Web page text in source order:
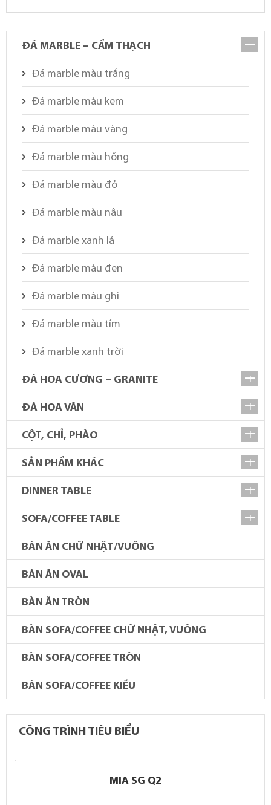
ĐÁ MARBLE – CẨM THẠCH
Đá marble màu trắng
Đá marble màu kem
Đá marble màu vàng
Đá marble màu hồng
Đá marble màu đỏ
Đá marble màu nâu
Đá marble xanh lá
Đá marble màu đen
Đá marble màu ghi
Đá marble màu tím
Đá marble xanh trời
ĐÁ HOA CƯƠNG – GRANITE
ĐÁ HOA VĂN
CỘT, CHỈ, PHÀO
SẢN PHẨM KHÁC
DINNER TABLE
SOFA/COFFEE TABLE
BÀN ĂN CHỮ NHẬT/VUÔNG
BÀN ĂN OVAL
BÀN ĂN TRÒN
BÀN SOFA/COFFEE CHỮ NHẬT, VUÔNG
BÀN SOFA/COFFEE TRÒN
BÀN SOFA/COFFEE KIỂU
CÔNG TRÌNH TIÊU BIỂU
MIA SG Q2